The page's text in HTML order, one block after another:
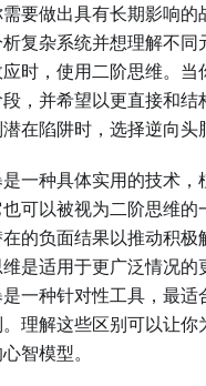
需要做出具有长期影响的
复杂系统并想理解不同
时，使用二阶思维。当
，并希望以更直接和结
在陷阱时，选择逆向头
一种具体实用的技术，
可以被视为二阶思维的
的负面结果以推动积极
是适用于更广泛情况的
一种针对性工具，最适
理解这些区别可以让你
智模型。